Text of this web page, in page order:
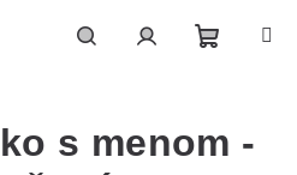
košík
s menom -